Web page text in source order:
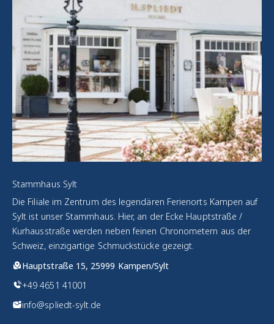
Stammhaus Sylt
Die Filiale im Zentrum des legendären Ferienorts Kampen auf
Sylt ist unser Stammhaus. Hier, an der Ecke Hauptstraße /
Kurhausstraße werden neben feinen Chronometern aus der
Schweiz, einzigartige Schmuckstücke gezeigt.
Hauptstraße 15, 25999 Kampen/Sylt
+49 4651 41001
info@spliedt-sylt.de